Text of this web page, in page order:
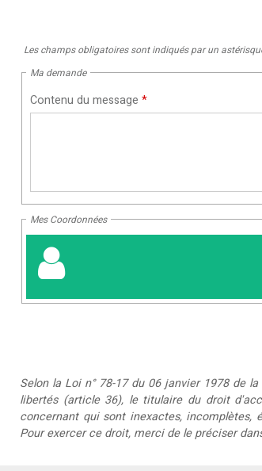
Les champs obligatoires sont indiqués par un
Ma demande
Contenu du message *
Mes Coordonnées
Selon la Loi n° 78-17 du 06 janvier 1978 de
libertés (article 36), le titulaire du droit
concernant qui sont inexactes,
Pour exercer ce droit, merci de le préciser